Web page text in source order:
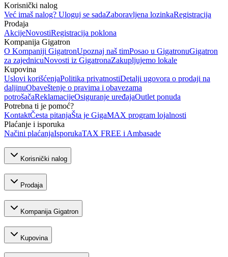
Korisnički nalog
Već imaš nalog? Uloguj se sadaZaboravljena lozinkaRegistracija
Prodaja
AkcijeNovostiRegistracija poklona
Kompanija Gigatron
O Kompaniji GigatronUpoznaj naš timPosao u GigatronuGigatron
za zajednicuNovosti iz GigatronaZakupljujemo lokale
Kupovina
Uslovi korišćenjaPolitika privatnostiDetalji ugovora o prodaji na
daljinuObaveštenje o pravima i obavezama
potrošačaReklamacijeOsiguranje uređajaOutlet ponuda
Potrebna ti je pomoć?
KontaktČesta pitanjaŠta je GigaMAX program lojalnosti
Plaćanje i isporuka
Načini plaćanjaIsporukaTAX FREE i Ambasade
Korisnički nalog
Prodaja
Kompanija Gigatron
Kupovina